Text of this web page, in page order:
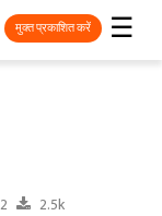
☰
मुक्त प्रकाशित करें
2 2.5k